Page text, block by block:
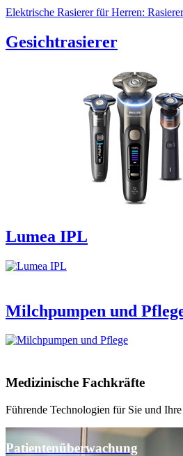
Elektrische Rasierer für Herren:
Gesichtrasierer
Lumea IPL​
Milchpumpen und
Medizinische Fachkräfte
Führende Technologien für Sie und Ihre
Patientenüberwachung